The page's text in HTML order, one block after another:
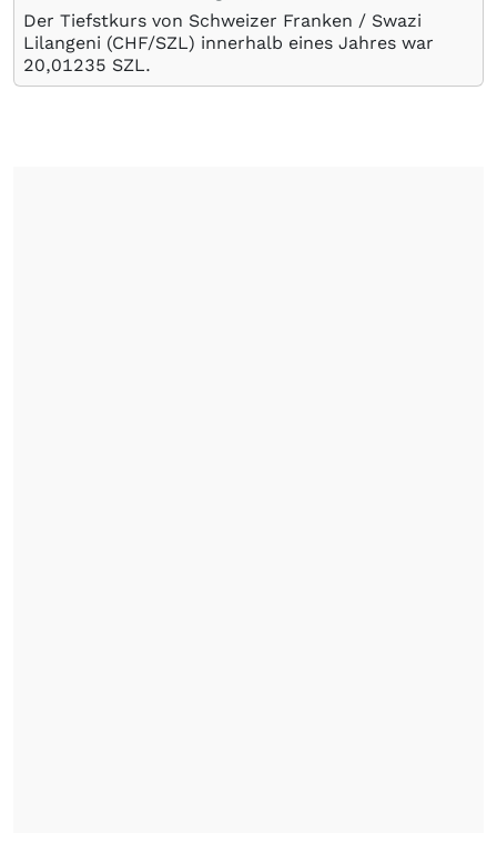
Der Tiefstkurs von Schweizer Franken / Swazi
Lilangeni (CHF/SZL) innerhalb eines Jahres war
20,01235 SZL.